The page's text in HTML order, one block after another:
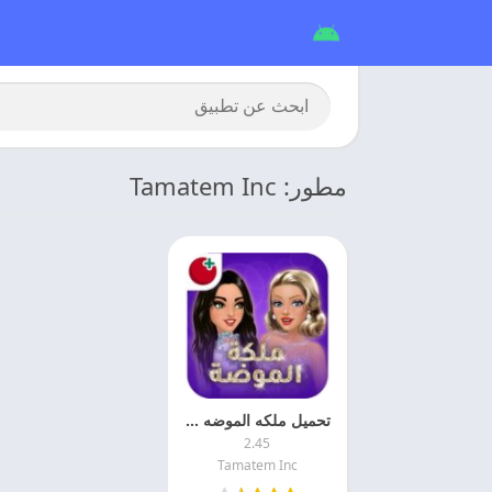
مطور: Tamatem Inc
تحميل ملكه الموضه مهكره 2026 Hollywood Story اخر اصدار
2.45
Tamatem Inc